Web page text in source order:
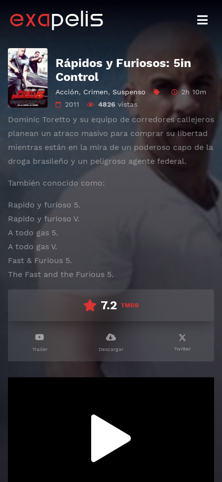
Rápidos y Furiosos: 5in
Control
Acción, Crimen, Suspenso
2h 10m
2011
4826 vistas
Dominic Toretto y su equipo de corredores callejeros
planean un atraco masivo para comprar su libertad
mientras están en la mira de un poderoso capo de la
droga brasileño y un peligroso agente federal.
También conocido como:
Rapido y furioso 5.
Rapido y furioso V.
A todo gas 5.
A todo gas V.
Fast & Furious 5.
The Fast and the Furious 5.
7.2 TMDB
Trailer Descargar Twitter